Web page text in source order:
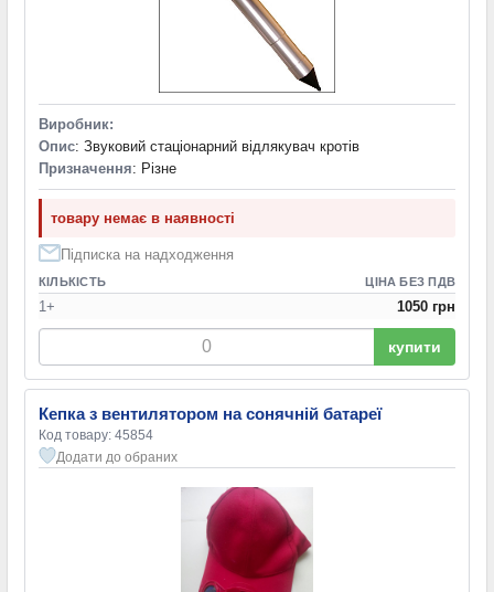
Виробник:
Опис: Звуковий стаціонарний відлякувач кротів
Призначення: Різне
товару немає в наявності
Підписка на надходження
КІЛЬКІСТЬ ЦІНА БЕЗ ПДВ
1+ 1050 грн
купити
Кепка з вентилятором на сонячній батареї
Код товару: 45854
Додати до обраних